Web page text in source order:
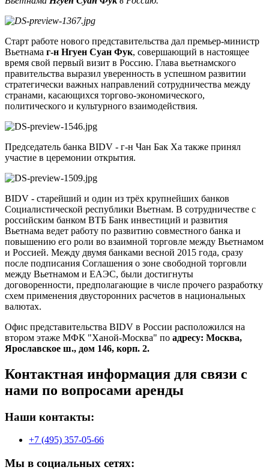
Старт работе нового представительства дал премьер-министр
Вьетнама г-н Нгуен Суан Фук, совершающий в настоящее
время свой первый визит в Россию. Глава вьетнамского
правительства выразил уверенность в успешном развитии
стратегически важных направлений сотрудничества между
странами, касающихся торгово-экономического,
политического и культурного взаимодействия.
Председатель банка BIDV - г-н Чан Бак Ха также принял
участие в церемонии открытия.
BIDV - старейший и один из трёх крупнейших банков
Социалистической республики Вьетнам. В сотрудничестве с
российским банком ВТБ Банк инвестиций и развития
Вьетнама ведет работу по развитию совместного банка и
повышению его роли во взаимной торговле между Вьетнамом
и Россией. Между двумя банками весной 2015 года, сразу
после подписания Соглашения о зоне свободной торговли
между Вьетнамом и ЕАЭС, были достигнуты
договоренности, предполагающие в числе прочего разработку
схем применения двусторонних расчетов в национальных
валютах.
Офис представительства BIDV в России расположился на
втором этаже МФК "Ханой-Москва" по адресу: Москва,
Ярославское ш., дом 146, корп. 2.
Контактная информация для связи с
нами по вопросами аренды
Наши контакты:
+7 (495) 357-05-66
Мы в социальных сетях: